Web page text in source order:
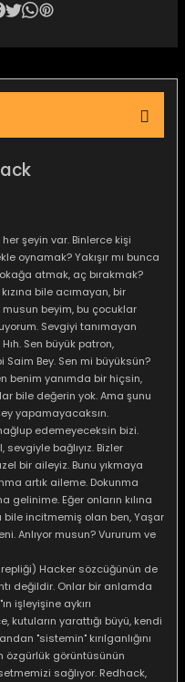
şeyin var. Binlerce kişi
oynamak? Yakışır mı bunca
atmak, aç bırakmak?
bile acımayan, bir
beyim, bu çocuklar
Sevgiyi tanımayan
Sen büyük patron,
Bey. Sen mi büyüksün?
benim yanımda bir hiçsin,
bile değerin yok. Ama şunu
yapamayacaksın.
edemeyeceksin bizi.
bağlıyız. Bizler
bir aileyiz. Bunu yıkmaya
artık aileme. Dokunma
gelinime. Eğer onların kılına
bile incitmemiş olan ben, Yaşar
Anlıyor musun? Vururum ve
Hacker sözcüğünün de
değildir. Onlar bir anlamda
işleyişine aykırı
kutuların yarattığı büyü, kendi
"sistemin" kırılganlığını
özgürlük görüntüsünün
sağlıyor. Redhack,